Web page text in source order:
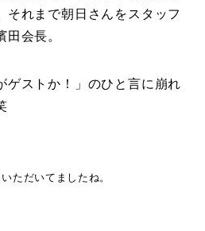
それまで朝日さんをスタッフ
会長。
ゲストか！」のひと言に崩れ
ただいてましたね。